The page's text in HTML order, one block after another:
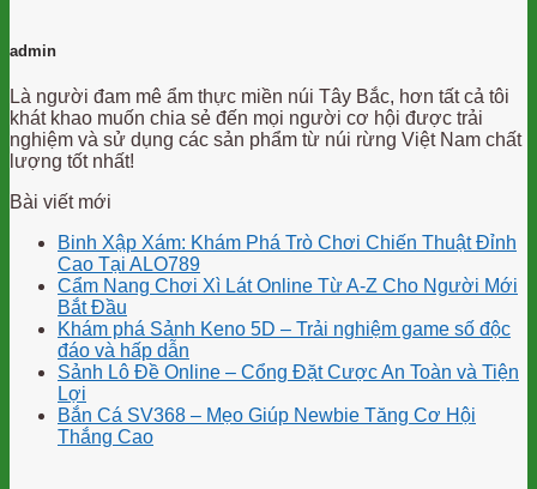
admin
Là người đam mê ẩm thực miền núi Tây Bắc, hơn tất cả tôi
khát khao muốn chia sẻ đến mọi người cơ hội được trải
nghiệm và sử dụng các sản phẩm từ núi rừng Việt Nam chất
lượng tốt nhất!
Bài viết mới
Binh Xập Xám: Khám Phá Trò Chơi Chiến Thuật Đỉnh
Cao Tại ALO789
Cẩm Nang Chơi Xì Lát Online Từ A-Z Cho Người Mới
Bắt Đầu
Khám phá Sảnh Keno 5D – Trải nghiệm game số độc
đáo và hấp dẫn
Sảnh Lô Đề Online – Cổng Đặt Cược An Toàn và Tiện
Lợi
Bắn Cá SV368 – Mẹo Giúp Newbie Tăng Cơ Hội
Thắng Cao